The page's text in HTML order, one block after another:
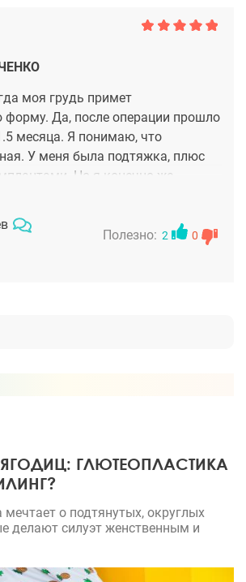
моя грудь примет
форму. Да, после операции прошло
месяца. Я понимаю, что
У меня была подтяжка, плюс
Но я конечно же,
вижу, что моя грудь стала
немножко беспокоит то, что
так, но это отек, я понимаю.
Полезно: 2 0
ЯГОДИЦ: ГЛЮТЕОПЛАСТИКА
о подтянутых, округлых
делают силуэт женственным и